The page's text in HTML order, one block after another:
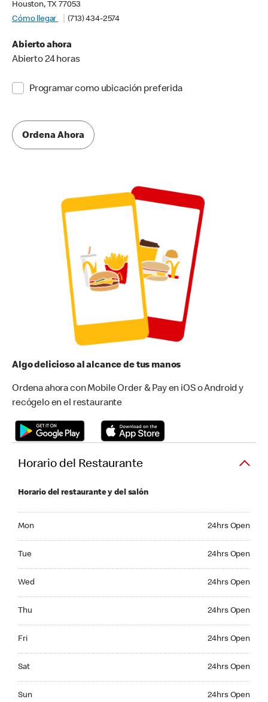
Houston, TX 77053
Cómo llegar
(713) 434-2574
Abierto ahora
Abierto 24 horas
Programar como ubicación preferida
Ordena Ahora
Algo delicioso al alcance de tus manos
Ordena ahora con Mobile Order & Pay en iOS o Android y
recógelo en el restaurante
Horario del Restaurante
Horario del restaurante y del salón
Mon 24hrs Open
Tue 24hrs Open
Wed 24hrs Open
Thu 24hrs Open
Fri 24hrs Open
Sat 24hrs Open
Sun 24hrs Open